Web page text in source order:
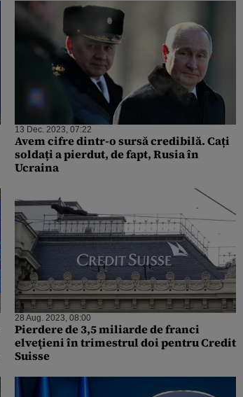
13 Dec. 2023, 07:22
Avem cifre dintr-o sursă credibilă. Cați
soldați a pierdut, de fapt, Rusia în
Ucraina
28 Aug. 2023, 08:00
Pierdere de 3,5 miliarde de franci
elveţieni în trimestrul doi pentru Credit
Suisse